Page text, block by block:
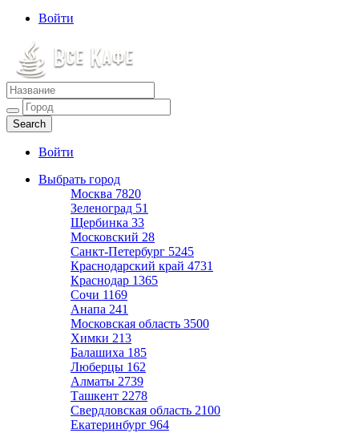
Войти
Все кафе города
Каталог хороших кафе
Войти
Выбрать город
Москва 7820
Зеленоград 51
Щербинка 33
Московский 28
Санкт-Петербург 5245
Краснодарский край 4731
Краснодар 1365
Сочи 1169
Анапа 241
Московская область 3500
Химки 213
Балашиха 185
Люберцы 162
Алматы 2739
Ташкент 2278
Свердловская область 2100
Екатеринбург 964